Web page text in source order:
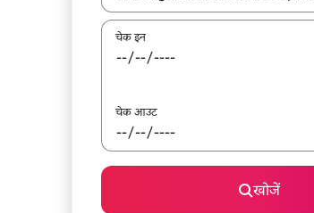
चेक इन
चेक आउट
खोजें